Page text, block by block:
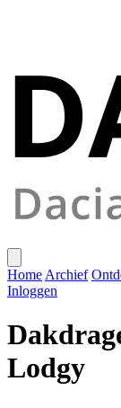
Home Archief
Inloggen
Lodgy